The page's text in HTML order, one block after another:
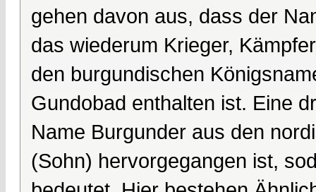
gehen davon aus, dass der
das wiederum Krieger,
den burgundischen
Gundobad enthalten ist. Eine
Name Burgunder aus den
(Sohn) hervorgegangen ist,